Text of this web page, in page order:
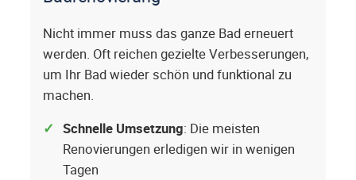
Nicht immer muss das ganze Bad erneuert
werden. Oft reichen gezielte Verbesserungen,
um Ihr Bad wieder schön und funktional zu
machen.
Schnelle Umsetzung: Die meisten
Renovierungen erledigen wir in wenigen
Tagen